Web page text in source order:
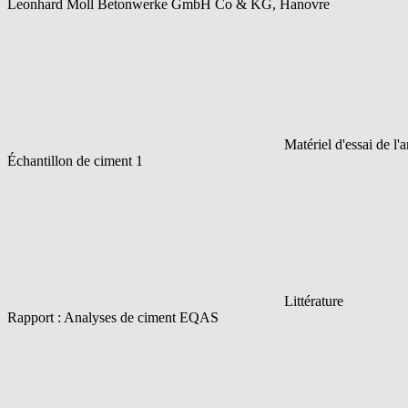
Leonhard Moll Betonwerke GmbH Co & KG, Hanovre
Matériel d'essai de
Échantillon de ciment 1
Littérature
Rapport : Analyses de ciment EQAS